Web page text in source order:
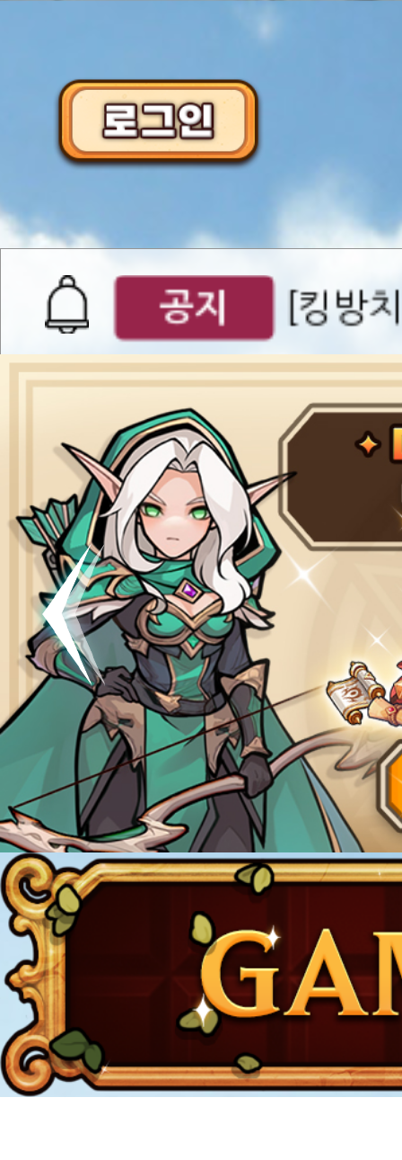
이벤트
07월
공지 [킹방
공지 [킹방
공지 [킹방
공지 [킹방
이벤트
[갤럭
이벤트​​
서버오픈 07월